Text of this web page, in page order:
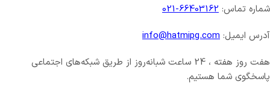
شماره تماس: 66403162-021
آدرس ایمیل: info@hatmipg.com
هفت روز هفته ، 24 ساعت شبانه‌روز از طریق شبکه‌های اجتماعی
پاسخگوی شما هستیم.